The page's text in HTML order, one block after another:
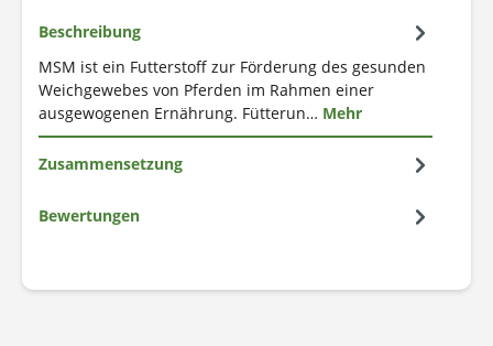
Beschreibung
MSM ist ein Futterstoff zur Förderung des gesunden
Weichgewebes von Pferden im Rahmen einer
ausgewogenen Ernährung. Fütterun… Mehr
Zusammensetzung
Bewertungen